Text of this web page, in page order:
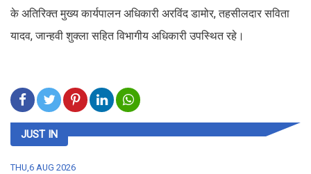
के अतिरिक्त मुख्य कार्यपालन अधिकारी अरविंद डामोर, तहसीलदार सविता
यादव, जान्हवी शुक्ला सहित विभागीय अधिकारी उपस्थित रहे।
JUST IN
THU,6 AUG 2026